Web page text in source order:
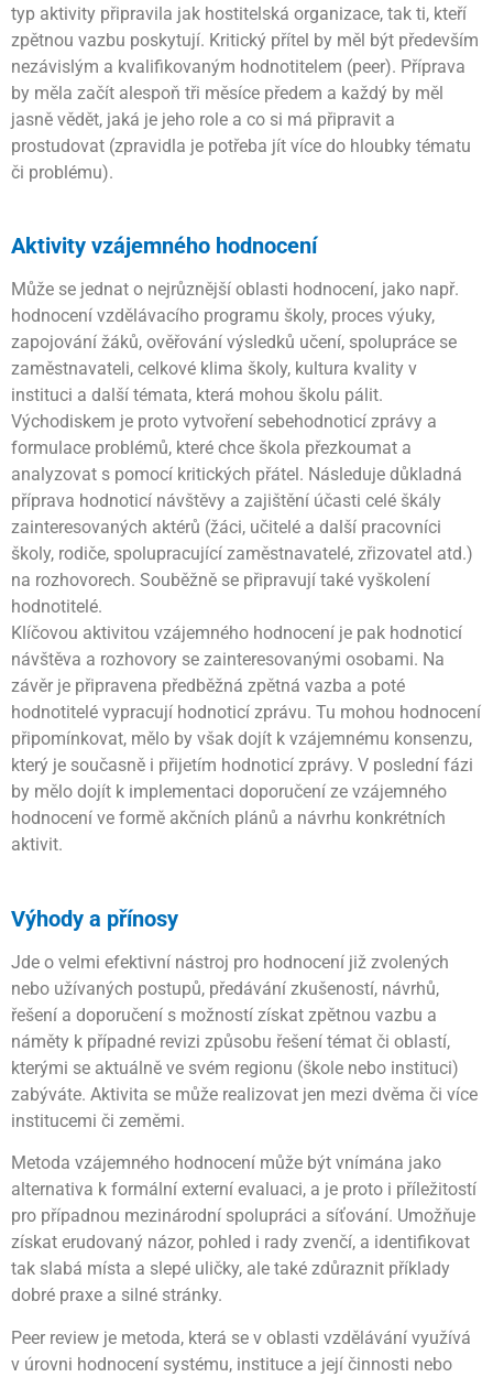
typ aktivity připravila jak hostitelská organizace, tak ti, kteří
zpětnou vazbu poskytují. Kritický přítel by měl být především
nezávislým a kvalifikovaným hodnotitelem (peer). Příprava
by měla začít alespoň tři měsíce předem a každý by měl
jasně vědět, jaká je jeho role a co si má připravit a
prostudovat (zpravidla je potřeba jít více do hloubky tématu
či problému).
Aktivity vzájemného hodnocení
Může se jednat o nejrůznější oblasti hodnocení, jako např.
hodnocení vzdělávacího programu školy, proces výuky,
zapojování žáků, ověřování výsledků učení, spolupráce se
zaměstnavateli, celkové klima školy, kultura kvality v
instituci a další témata, která mohou školu pálit.
Východiskem je proto vytvoření sebehodnoticí zprávy a
formulace problémů, které chce škola přezkoumat a
analyzovat s pomocí kritických přátel. Následuje důkladná
příprava hodnoticí návštěvy a zajištění účasti celé škály
zainteresovaných aktérů (žáci, učitelé a další pracovníci
školy, rodiče, spolupracující zaměstnavatelé, zřizovatel atd.)
na rozhovorech. Souběžně se připravují také vyškolení
hodnotitelé.
Klíčovou aktivitou vzájemného hodnocení je pak hodnoticí
návštěva a rozhovory se zainteresovanými osobami. Na
závěr je připravena předběžná zpětná vazba a poté
hodnotitelé vypracují hodnoticí zprávu. Tu mohou hodnocení
připomínkovat, mělo by však dojít k vzájemnému konsenzu,
který je současně i přijetím hodnoticí zprávy. V poslední fázi
by mělo dojít k implementaci doporučení ze vzájemného
hodnocení ve formě akčních plánů a návrhu konkrétních
aktivit.
Výhody a přínosy
Jde o velmi efektivní nástroj pro hodnocení již zvolených
nebo užívaných postupů, předávání zkušeností, návrhů,
řešení a doporučení s možností získat zpětnou vazbu a
náměty k případné revizi způsobu řešení témat či oblastí,
kterými se aktuálně ve svém regionu (škole nebo instituci)
zabýváte. Aktivita se může realizovat jen mezi dvěma či více
institucemi či zeměmi.
Metoda vzájemného hodnocení může být vnímána jako
alternativa k formální externí evaluaci, a je proto i příležitostí
pro případnou mezinárodní spolupráci a síťování. Umožňuje
získat erudovaný názor, pohled i rady zvenčí, a identifikovat
tak slabá místa a slepé uličky, ale také zdůraznit příklady
dobré praxe a silné stránky.
Peer review je metoda, která se v oblasti vzdělávání využívá
v úrovni hodnocení systému, instituce a její činnosti nebo